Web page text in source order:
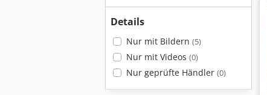
Details
Nur mit Bildern (5)
Nur mit Videos (0)
Nur geprüfte Händler (0)